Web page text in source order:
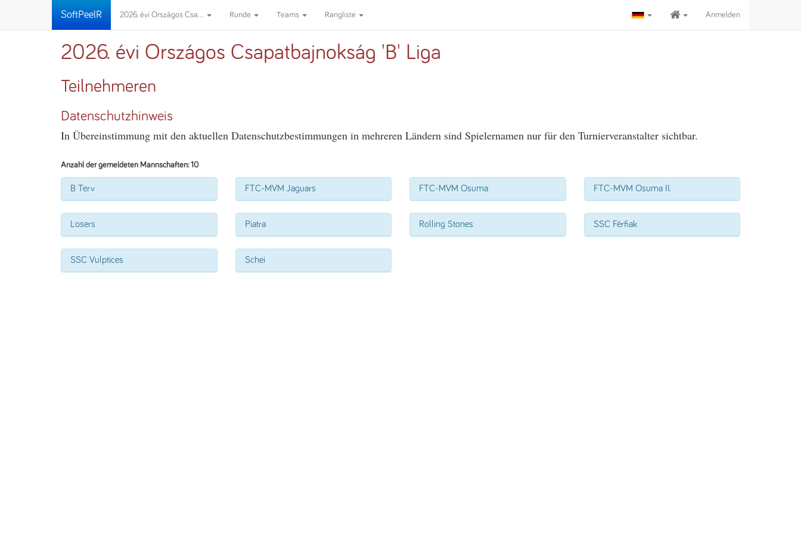
SoftPeelR 2026. évi Országos Csa... Runde Teams Rangliste Anmelden
2026. évi Országos Csapatbajnokság 'B' Liga
Teilnehmeren
Datenschutzhinweis
In Übereinstimmung mit den aktuellen Datenschutzbestimmungen in mehreren Ländern sind Spielernamen nur für den Turnierveranstalter sichtbar.
Anzahl der gemeldeten Mannschaften: 10
B Terv FTC-MVM Jaguars FTC-MVM Osuma FTC-MVM Osuma II.
Losers Piatra Rolling Stones SSC Férfiak
SSC Vulptices Schei